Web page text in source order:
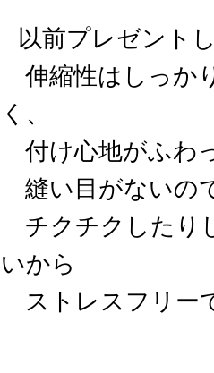
以前プレゼント
伸縮性はしっか
く、
付け心地がふわ
縫い目がないの
チクチクしたり
いから
ストレスフリー